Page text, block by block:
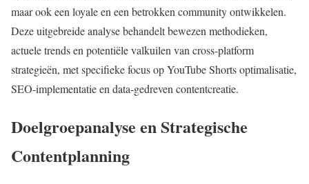
maar ook een loyale en een betrokken community ontwikkelen.
Deze uitgebreide analyse behandelt bewezen methodieken,
actuele trends en potentiële valkuilen van cross-platform
strategieën, met specifieke focus op YouTube Shorts optimalisatie,
SEO-implementatie en data-gedreven contentcreatie.
Doelgroepanalyse en Strategische
Contentplanning